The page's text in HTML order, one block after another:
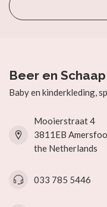
Beer en Schaap
Baby en kinderkleding,
Mooierstraat 4
3811EB
the Netherlands
033 785 5446